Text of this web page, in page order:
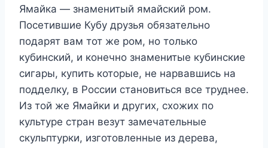
Ямайка — знаменитый ямайский ром.
Посетившие Кубу друзья обязательно
подарят вам тот же ром, но только
кубинский, и конечно знаменитые кубинские
сигары, купить которые, не нарвавшись на
подделку, в России становиться все труднее.
Из той же Ямайки и других, схожих по
культуре стран везут замечательные
скульптурки, изготовленные из дерева,